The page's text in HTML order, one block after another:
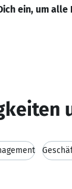
ein, um alle